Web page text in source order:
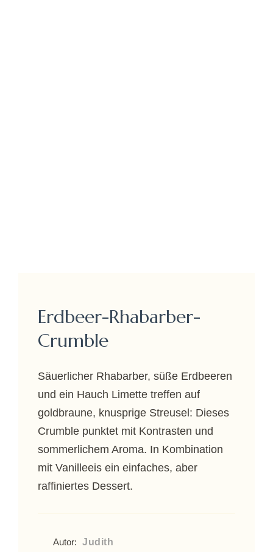
Erdbeer-Rhabarber-
Crumble
Säuerlicher Rhabarber, süße Erdbeeren
und ein Hauch Limette treffen auf
goldbraune, knusprige Streusel: Dieses
Crumble punktet mit Kontrasten und
sommerlichem Aroma. In Kombination
mit Vanilleeis ein einfaches, aber
raffiniertes Dessert.
Autor: Judith